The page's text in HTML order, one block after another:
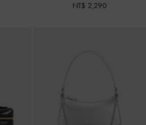
NT$ 2,290